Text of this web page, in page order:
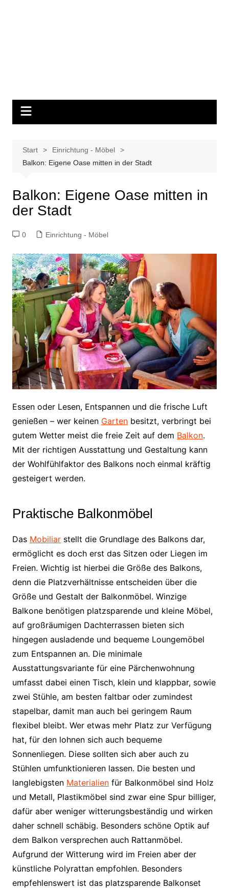
Start
Einrichtung - Möbel
Balkon: Eigene Oase mitten in der Stadt
Balkon: Eigene Oase mitten in
der Stadt
0 Einrichtung - Möbel
Essen oder Lesen, Entspannen und die frische Luft
genießen – wer keinen Gartenbesitzt, verbringt bei
gutem Wetter meist die freie Zeit auf dem Balkon.
Mit der richtigen Ausstattung und Gestaltung kann
der Wohlfühlfaktor des Balkons noch einmal kräftig
gesteigert werden.
Praktische Balkonmöbel
Das Mobiliarstellt die Grundlage des Balkons dar,
ermöglicht es doch erst das Sitzen oder Liegen im
Freien. Wichtig ist hierbei die Größe des Balkons,
denn die Platzverhältnisse entscheiden über die
Größe und Gestalt der Balkonmöbel. Winzige
Balkone benötigen platzsparende und kleine Möbel,
auf großräumigen Dachterrassen bieten sich
hingegen ausladende und bequeme Loungemöbel
zum Entspannen an. Die minimale
Ausstattungsvariante für eine Pärchenwohnung
umfasst dabei einen Tisch, klein und klappbar, sowie
zwei Stühle, am besten faltbar oder zumindest
stapelbar, damit man auch bei geringem Raum
flexibel bleibt. Wer etwas mehr Platz zur Verfügung
hat, für den lohnen sich auch bequeme
Sonnenliegen. Diese sollten sich aber auch zu
Stühlen umfunktionieren lassen. Die besten und
langlebigsten Materialienfür Balkonmöbel sind Holz
und Metall, Plastikmöbel sind zwar eine Spur billiger,
dafür aber weniger witterungsbeständig und wirken
daher schnell schäbig. Besonders schöne Optik auf
dem Balkon versprechen auch Rattanmöbel.
Aufgrund der Witterung wird im Freien aber der
künstliche Polyrattan empfohlen. Besonders
empfehlenswert ist das platzsparende Balkonset